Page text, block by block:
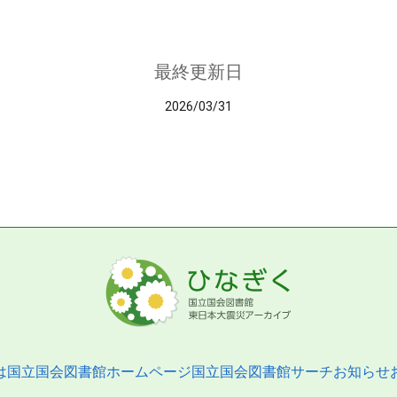
最終更新日
2026/03/31
国立国会図書館ホームページ国立国会図書館サーチお知らせ